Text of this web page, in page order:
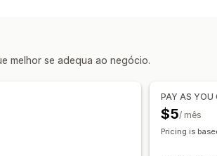
melhor se adequa ao negócio.
PAY AS YOU
$5/ mês
Pricing is